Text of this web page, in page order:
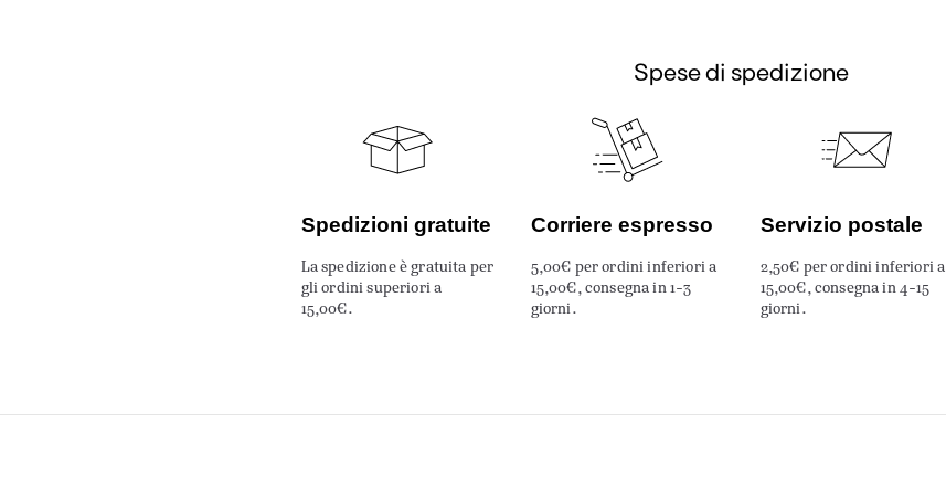
Spese di spedizione
Spedizioni gratuite
La spedizione è gratuita per
gli ordini superiori a
15,00€.
Corriere espresso
5,00€ per ordini inferiori a
15,00€, consegna in 1-3
giorni.
Servizio postale
2,50€ per ordini inferiori a
15,00€, consegna in 4-15
giorni.